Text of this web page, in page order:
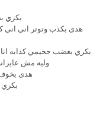
بكري
هدى بكذب وتوتر اني اني
بكري بغضب جحيمي كدابه
وليه مش
هدى